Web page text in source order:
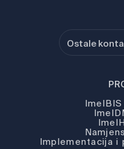
Ostale
Implementacija i